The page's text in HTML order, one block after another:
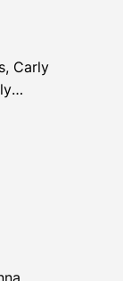
Carly